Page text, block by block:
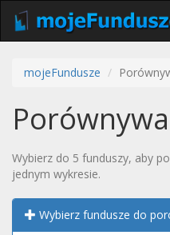
mojeFundusze
Wybierz do 5 funduszy, aby
jednym wykresie.
Wybierz fundusze do